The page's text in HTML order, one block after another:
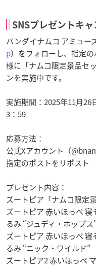
SNSプレゼントキャ
バンダイナムコ アミュー
p）をフォローし、指定
様に「ナムコ限定景品セ
ンを実施中です。
実施期間：2025年11月26
3：59
応募方法：
公式Xアカウント（
指定のポストをリポスト
プレゼント内容：
ズートピア「ナムコ限定
ズートピア 赤いほっぺ
るみ “ジュディ・ホップス”
ズートピア 赤いほっぺ
るみ “ニック・ワイルド”
ズートピア2 赤いほっぺ